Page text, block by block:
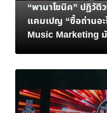
“พานาโซนิค” ปฏิวัติ
แคมเปญ “ซื้อถ่านอะ
Music Marketing